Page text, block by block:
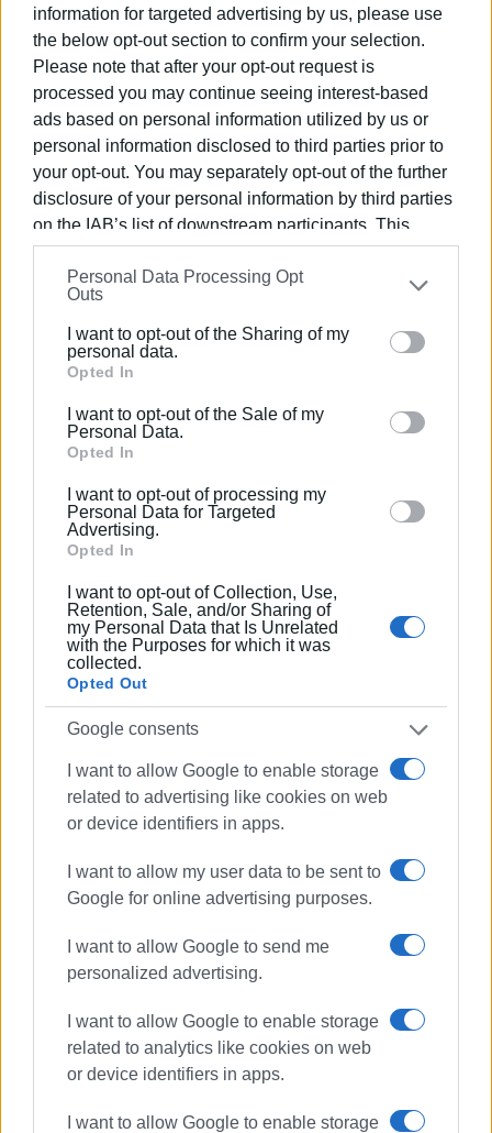
information for targeted advertising by us, please use
the below opt-out section to confirm your selection.
Please note that after your opt-out request is
processed you may continue seeing interest-based
ads based on personal information utilized by us or
personal information disclosed to third parties prior to
your opt-out. You may separately opt-out of the further
disclosure of your personal information by third parties
on the IAB’s list of downstream participants. This
information may also be disclosed by us to third parties
on theIAB’s List of Downstream Participants
that may
further disclose it to other third parties.
Please note that this website/app uses one or more
Google services and may gather and store information
behaviour. You may click to grant or deny consent to
Google and its third-party tags to use your data for
section.
Personal Data Processing Opt
Outs
I want to opt-out of the Sharing of my
personal data.
Opted In
I want to opt-out of the Sale of my
Personal Data.
Opted In
I want to opt-out of processing my
Personal Data for Targeted
Advertising.
Opted In
I want to opt-out of Collection, Use,
Retention, Sale, and/or Sharing of
my Personal Data that Is Unrelated
with the Purposes for which it was
collected.
Opted Out
Google consents
I want to allow Google to enable storage
related to advertising like cookies on web
or device identifiers in apps.
I want to allow my user data to be sent to
Google for online advertising purposes.
I want to allow Google to send me
personalized advertising.
I want to allow Google to enable storage
related to analytics like cookies on web
or device identifiers in apps.
I want to allow Google to enable storage
Προανάκριση για τα αίτια και τις ακριβείς συνθήκες
του τραγικού δυστυχήματος διενεργούν οι αρμόδιες
αστυνομικές αρχές.
Εμφανίσεις: 3653
ΕΛΕΝΗ ΚΟΡΩΝΑΚΗ
1990 σε θέσεις υψηλής ευθύνης. Ειδικεύεται στις
δημόσιες σχέσεις, το ελεύθερο και το
Συνδρομητές στο e-paper